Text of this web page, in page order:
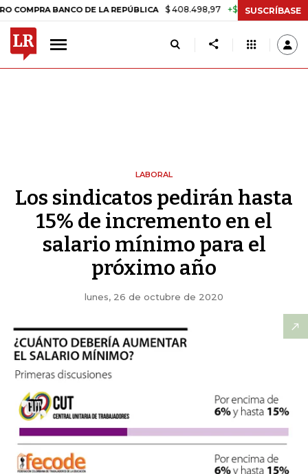
BANCO DE LA REPÚBLICA $ 408.498,97 +$ 8.753,81 +2,19%
SUSCRÍBASE
LABORAL
Los sindicatos pedirán hasta
15% de incremento en el
salario mínimo para el
próximo año
lunes, 26 de octubre de 2020